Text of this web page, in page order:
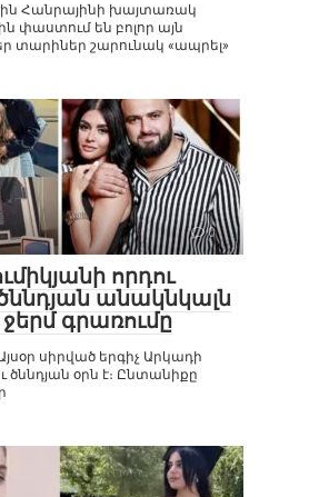
Հանրայինի խայտառակ
փաստում են բոլոր այն
տարիներ շարունակ «ապրել»
0
որդու
ծննդյան անակնկալն
ջերմ գրառումը
Այսօր սիրված երգիչ Արկադի
ծննդյան օրն է։ Ընտանիքը